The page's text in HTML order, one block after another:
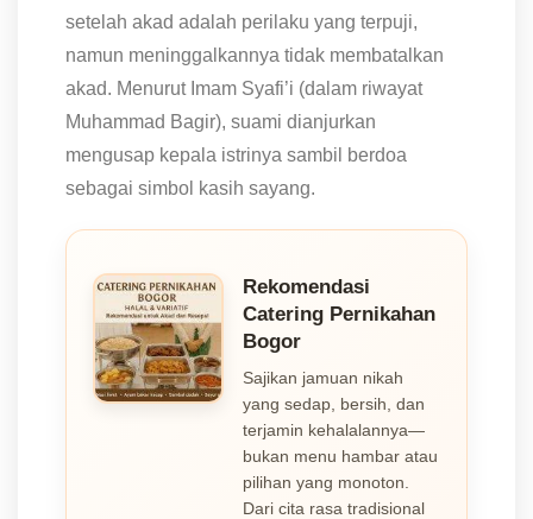
setelah akad adalah perilaku yang terpuji,
namun meninggalkannya tidak membatalkan
akad. Menurut Imam Syafi’i (dalam riwayat
Muhammad Bagir), suami dianjurkan
mengusap kepala istrinya sambil berdoa
sebagai simbol kasih sayang.
Rekomendasi
Catering Pernikahan
Bogor
Sajikan jamuan nikah
yang sedap, bersih, dan
terjamin kehalalannya—
bukan menu hambar atau
pilihan yang monoton.
Dari cita rasa tradisional